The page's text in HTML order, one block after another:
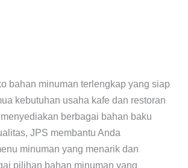
bahan minuman terlengkap yang siap
kebutuhan usaha kafe dan restoran
berbagai bahan baku
JPS membantu Anda
minuman yang menarik dan
pilihan bahan minuman yang